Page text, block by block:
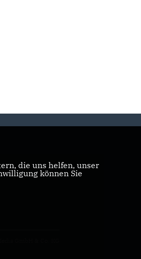
die uns helfen, unser
können Sie